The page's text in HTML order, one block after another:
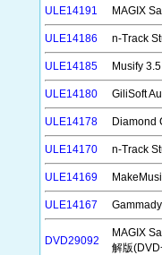
ULE14191 MAGIX
ULE14186 n-Track
ULE14185 Musify
ULE14180 GiliSoft
ULE14178 Diamond
ULE14170 n-Track
ULE14169
ULE14167
DVD29092
MAGIX
解版